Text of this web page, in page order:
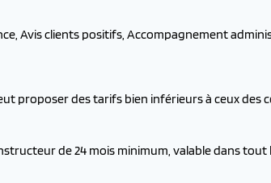
Avis clients positifs, Accompagnement
proposer des tarifs bien inférieurs à ceux des
de 24 mois minimum, valable dans